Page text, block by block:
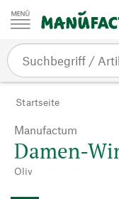
Zum Inhalt springen
Startseite
Manufactum
Damen-
Oliv